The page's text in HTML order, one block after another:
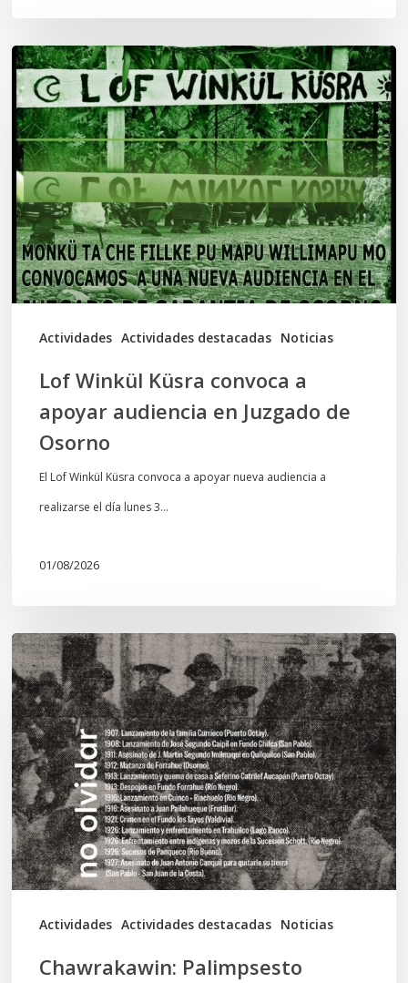
Actividades Actividades destacadas Noticias
Lof
Winkül
Küsra
convoca
a
apoyar
audiencia
en
Juzgado
Lof Winkül Küsra convoca a
apoyar audiencia en Juzgado de
Osorno
El Lof Winkül Küsra convoca a apoyar nueva audiencia a
realizarse el día lunes 3…
01/08/2026
Actividades Actividades destacadas Noticias
Chawrakawin:
Palimpsesto
explora
a
través
del
arte
las
tensiones
documentales
Chawrakawin: Palimpsesto